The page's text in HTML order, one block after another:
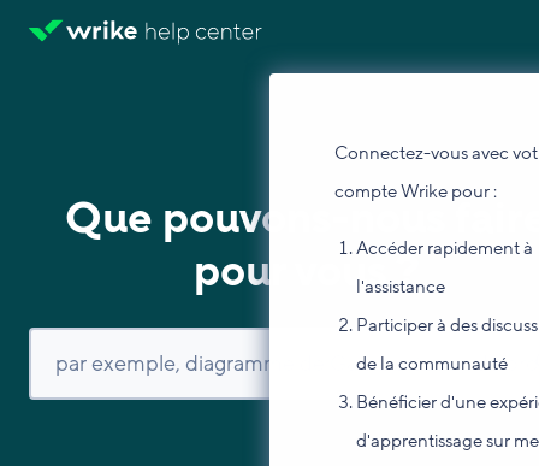
Connectez-vous avec
compte Wrike pour :
Accéder rapidement à
l'assistance
Participer à des
de la communauté
Bénéficier d'une
d'apprentissage sur
Que pouvons-nous
pour vous ?